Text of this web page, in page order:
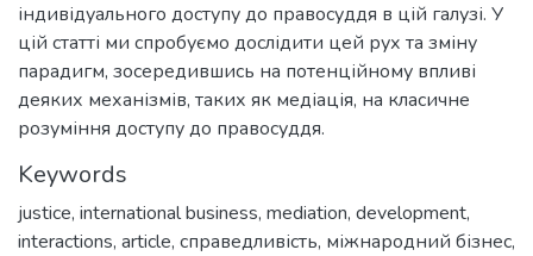
індивідуального доступу до правосуддя в цій галузі. У
цій статті ми спробуємо дослідити цей рух та зміну
парадигм, зосередившись на потенційному впливі
деяких механізмів, таких як медіація, на класичне
розуміння доступу до правосуддя.
Keywords
justice, international business, mediation, development,
interactions, article, справедливість, міжнародний бізнес,